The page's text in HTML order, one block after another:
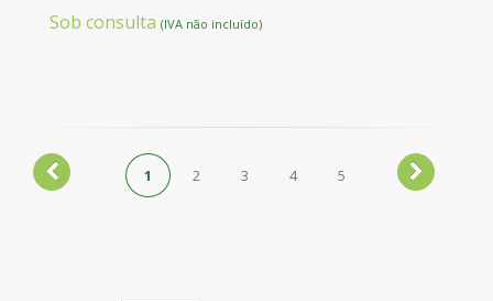
Sob consulta (IVA não incluído)
1 2 3 4 5